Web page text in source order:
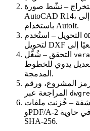
– نشّط صورة Windows XP افتراضية مع
AutoCAD R14، وأتمت عملية “حفظ باسم” إلى DXF
باستخدام AutoIt.
التحويل
التحقق
تعديل يدوي للخطوط
المدمجة.
المشروع، ورقم
– خُزنت ملفات DWG الأصلية، DXF الوسيطة،
وPDF/A‑2 النهائي في حاوية S3 للقراءة فقط، مع علامات
SHA‑256.